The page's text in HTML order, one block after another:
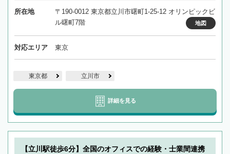
所在地
〒190-0012 東京都立川市曙町1-25-12 オリンピックビ
ル曙町7階
地図
対応エリア 東京
東京都 立川市
詳細を見る
【立川駅徒歩6分】全国のオフィスでの経験・士業間連携